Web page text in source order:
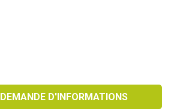
DEMANDE D'INFORMATIONS